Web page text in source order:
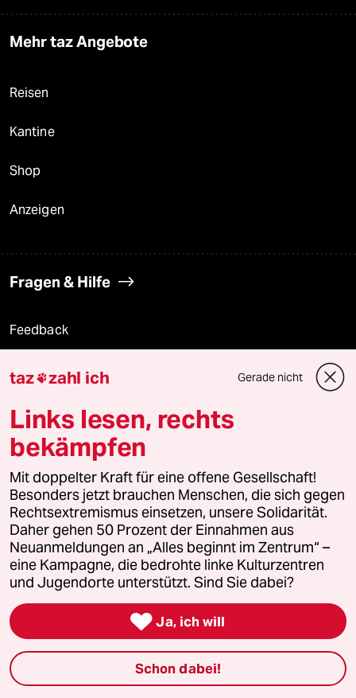
Mehr taz Angebote
Reisen
Kantine
Shop
Anzeigen
Fragen & Hilfe
Feedback
Aboservice
ePaper Login
Downloads für Abonnierende
© 2026 taz Verlags und Vertriebs GmbH
Alle Rechte vorbehalten. Bei rechtlichen Fragen oder für Genehmigungen
wenden Sie sich bitte an lizenzen@taz.de
Feedback
Leitlinie Datenschutz
Seitenwende Einwilligungen widerrufen (Ads)
taz zahl ich Gerade nicht
Links lesen, rechts
bekämpfen
Mit doppelter Kraft für eine offene Gesellschaft!
Besonders jetzt brauchen Menschen, die sich gegen
Rechtsextremismus einsetzen, unsere Solidarität.
Daher gehen 50 Prozent der Einnahmen aus
Neuanmeldungen an „Alles beginnt im Zentrum“ –
eine Kampagne, die bedrohte linke Kulturzentren
und Jugendorte unterstützt. Sind Sie dabei?
 Ja, ich will
Schon dabei!